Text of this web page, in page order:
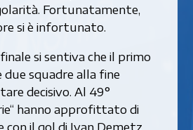
Fortunatamente,
si è infortunato.
si sentiva che il primo
due squadre alla fine
decisivo. Al 49°
hanno approfittato di
con il gol di Ivan Demetz